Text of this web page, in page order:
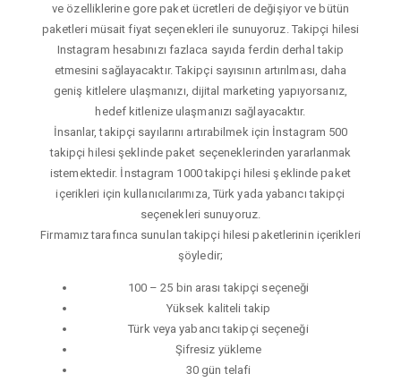
ve özelliklerine gore paket ücretleri de değişiyor ve bütün
paketleri müsait fiyat seçenekleri ile sunuyoruz. Takipçi hilesi
Instagram hesabınızı fazlaca sayıda ferdin derhal takip
etmesini sağlayacaktır. Takipçi sayısının artırılması, daha
geniş kitlelere ulaşmanızı, dijital marketing yapıyorsanız,
hedef kitlenize ulaşmanızı sağlayacaktır.
İnsanlar, takipçi sayılarını artırabilmek için İnstagram 500
takipçi hilesi şeklinde paket seçeneklerinden yararlanmak
istemektedir. İnstagram 1000 takipçi hilesi şeklinde paket
içerikleri için kullanıcılarımıza, Türk yada yabancı takipçi
seçenekleri sunuyoruz.
Firmamız tarafınca sunulan takipçi hilesi paketlerinin içerikleri
şöyledir;
100 – 25 bin arası takipçi seçeneği
Yüksek kaliteli takip
Türk veya yabancı takipçi seçeneği
Şifresiz yükleme
30 gün telafi